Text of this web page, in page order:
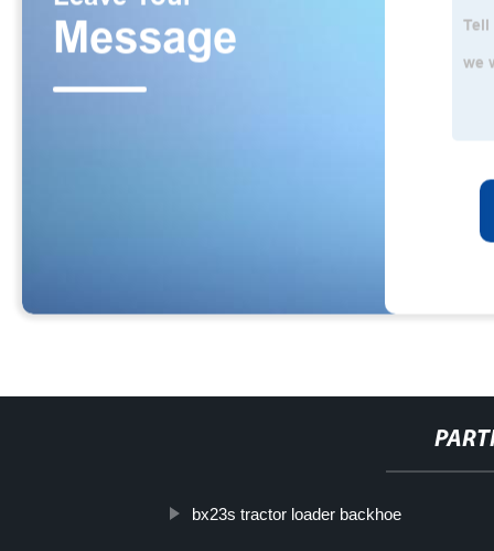
bx23s tractor loader backhoe